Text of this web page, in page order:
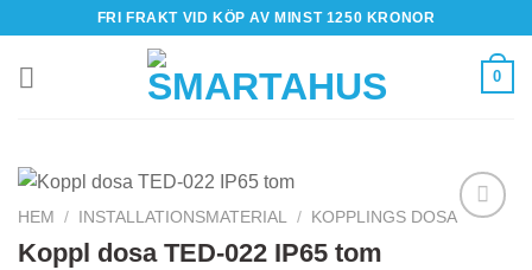
content
FRI FRAKT VID KÖP AV MINST 1250 KRONOR
0
HEM / INSTALLATIONSMATERIAL / KOPPLINGS DOSA
Koppl dosa TED-022 IP65 tom